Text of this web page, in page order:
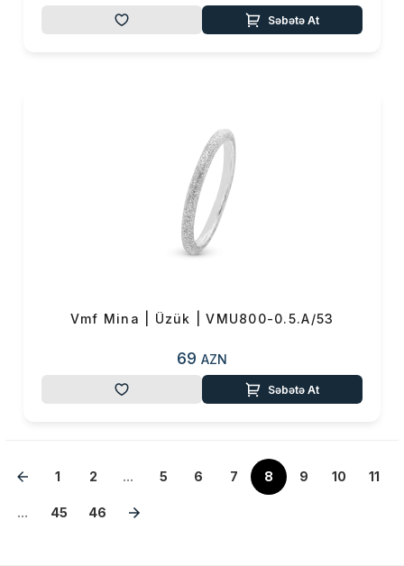
Səbətə At
Vmf Mina | Üzük | VMU800-0.5.A/53
69 AZN
Səbətə At
1 2 ... 5 6 7 8 9 10 11
... 45 46